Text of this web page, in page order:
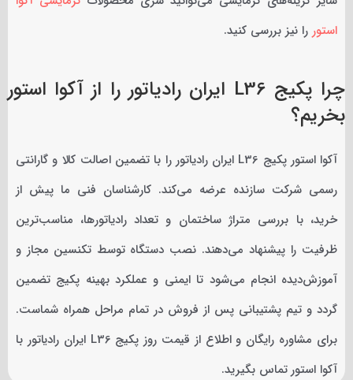
استوررا نیز بررسی کنید.
چرا پکیج L36 ایران رادیاتور را از آکوا استور
بخریم؟
آکوا استور پکیج L36 ایران رادیاتور را با تضمین اصالت کالا و گارانتی
رسمی شرکت سازنده عرضه می‌کند. کارشناسان فنی ما پیش از
خرید، با بررسی متراژ ساختمان و تعداد رادیاتورها، مناسب‌ترین
ظرفیت را پیشنهاد می‌دهند. نصب دستگاه توسط تکنسین مجاز و
آموزش‌دیده انجام می‌شود تا ایمنی و عملکرد بهینه پکیج تضمین
گردد و تیم پشتیبانی پس از فروش در تمام مراحل همراه شماست.
برای مشاوره رایگان و اطلاع از قیمت روز پکیج L36 ایران رادیاتور با
آکوا استور تماس بگیرید.